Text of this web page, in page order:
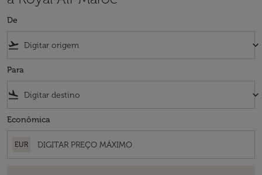
De
flight_takeoff keyboard_arrow_down
Para
flight_land keyboard_arrow_down
Econômica
EUR